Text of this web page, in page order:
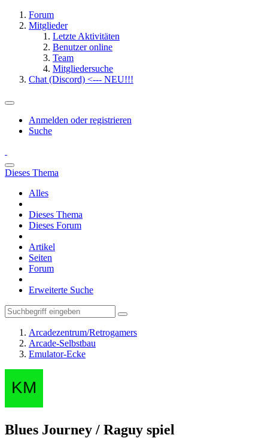
Forum
Mitglieder
Letzte Aktivitäten
Benutzer online
Team
Mitgliedersuche
Chat (Discord) <--- NEU!!!
Anmelden oder registrieren
Suche
Dieses Thema
Alles
Dieses Thema
Dieses Forum
Artikel
Seiten
Forum
Erweiterte Suche
Arcadezentrum/Retrogamers
Arcade-Selbstbau
Emulator-Ecke
Blues Journey / Raguy spiel